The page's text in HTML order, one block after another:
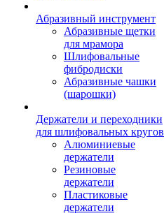
Абразивный инструмент
Абразивные щетки
для мрамора
Шлифовальные
фибродиски
Абразивные чашки
(шарошки)
Держатели и переходники
для шлифовальных кругов
Алюминиевые
держатели
Резиновые
держатели
Пластиковые
держатели